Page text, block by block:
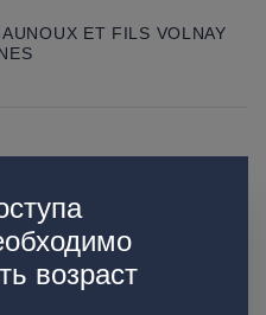
возраст
ET FILS VOLNAY